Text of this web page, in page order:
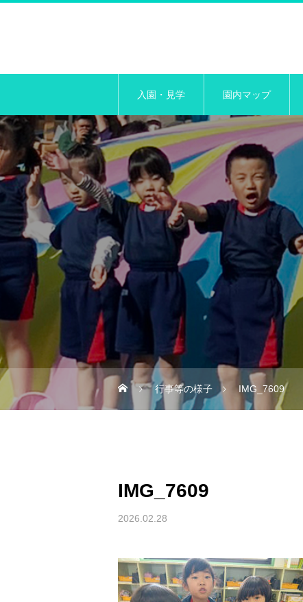
入園・見学 園内マップ
行事等の様子 IMG_7609
IMG_7609
2026.02.28